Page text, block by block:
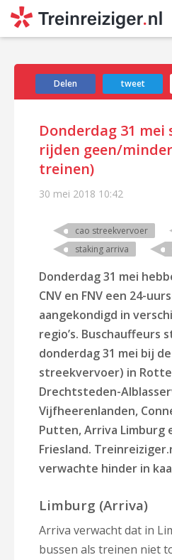
Delen tweet
Donderdag 31
rijden geen/
treinen)
30 mei 2018 10:42
cao streekvervoer
staking arriva
Donderdag 31 mei
CNV en FNV een 24-
aangekondigd in
regio’s. Buschauffeurs
donderdag 31 mei bij
streekvervoer) in
Drechtsteden-
Vijfheerenlanden,
Putten, Arriva Limburg
Friesland.
verwachte hinder in
Limburg (Arriva)
Arriva verwacht dat in
bussen als treinen niet